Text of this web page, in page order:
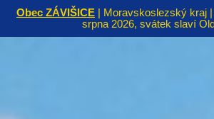
Obec ZÁVIŠICE | Moravskoslezský kraj
srpna 2026, svátek slaví